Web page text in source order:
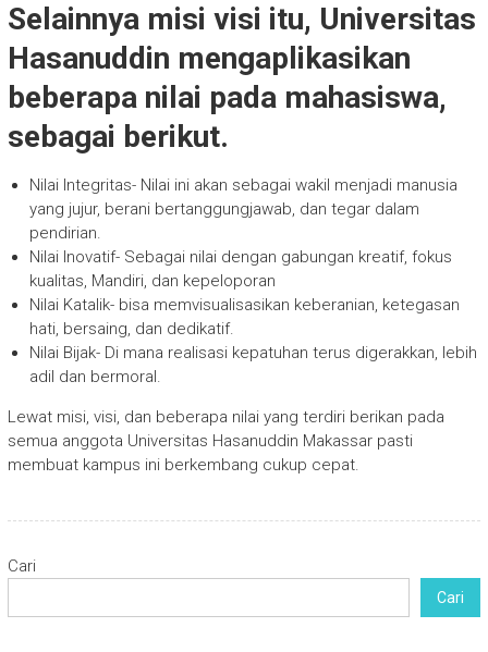
Selainnya misi visi itu, Universitas
Hasanuddin mengaplikasikan
beberapa nilai pada mahasiswa,
sebagai berikut.
Nilai Integritas- Nilai ini akan sebagai wakil menjadi manusia
yang jujur, berani bertanggungjawab, dan tegar dalam
pendirian.
Nilai Inovatif- Sebagai nilai dengan gabungan kreatif, fokus
kualitas, Mandiri, dan kepeloporan
Nilai Katalik- bisa memvisualisasikan keberanian, ketegasan
hati, bersaing, dan dedikatif.
Nilai Bijak- Di mana realisasi kepatuhan terus digerakkan, lebih
adil dan bermoral.
Lewat misi, visi, dan beberapa nilai yang terdiri berikan pada
semua anggota Universitas Hasanuddin Makassar pasti
membuat kampus ini berkembang cukup cepat.
Cari
Cari